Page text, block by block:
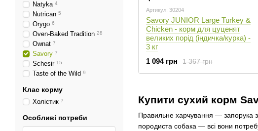
Купити сухий корм
Правильне харчування — запорука
породиста собака — всі вони
Артикул: 30204
Savory JUNIOR Large Turkey &
Chicken - корм для цуценят
великих порід (індичка/курка) -
3 кг
1 367 грн
1 094 грн
Natyka 4
Nutrican 5
Orygo 6
Oven-Baked Tradition 28
Ownat 7
Savory 7
Schesir 15
Taste of the Wild 9
Клас корму
Холістик 7
Особливі потреби